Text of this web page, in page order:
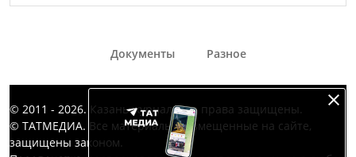
Документы Разное
© 2011 - 2026. Казань журнал. Все права защищены.
© ТАТМЕДИА. Все материалы, размещенные на сайте,
защищены законом.